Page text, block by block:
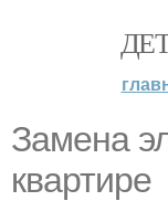
Замена
квартире